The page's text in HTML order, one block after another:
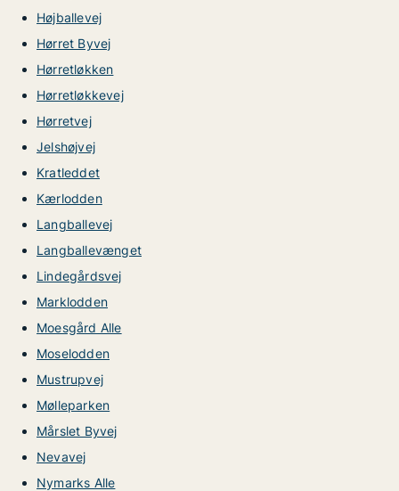
Højballevej
Hørret Byvej
Hørretløkken
Hørretløkkevej
Hørretvej
Jelshøjvej
Kratleddet
Kærlodden
Langballevej
Langballevænget
Lindegårdsvej
Marklodden
Moesgård Alle
Moselodden
Mustrupvej
Mølleparken
Mårslet Byvej
Nevavej
Nymarks Alle